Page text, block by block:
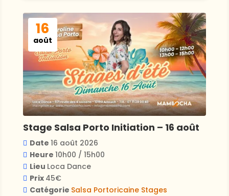
16
août
Stage Salsa Porto Initiation – 16 août
Date 16 août 2026
Heure 10h00 / 15h00
Lieu Loca Dance
Prix 45€
Catégorie Salsa Portoricaine Stages